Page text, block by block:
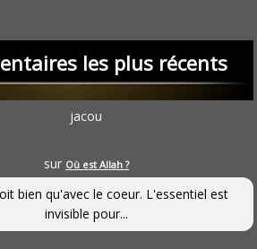
les plus récents
jacou
sur Où est Allah ?
bien qu'avec le coeur. L'essentiel est
invisible pour...